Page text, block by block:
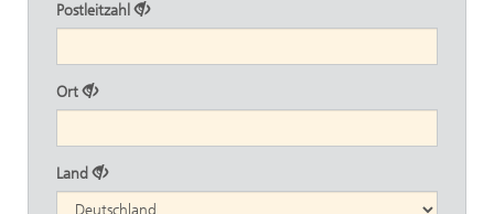
Postleitzahl
Ort
Land